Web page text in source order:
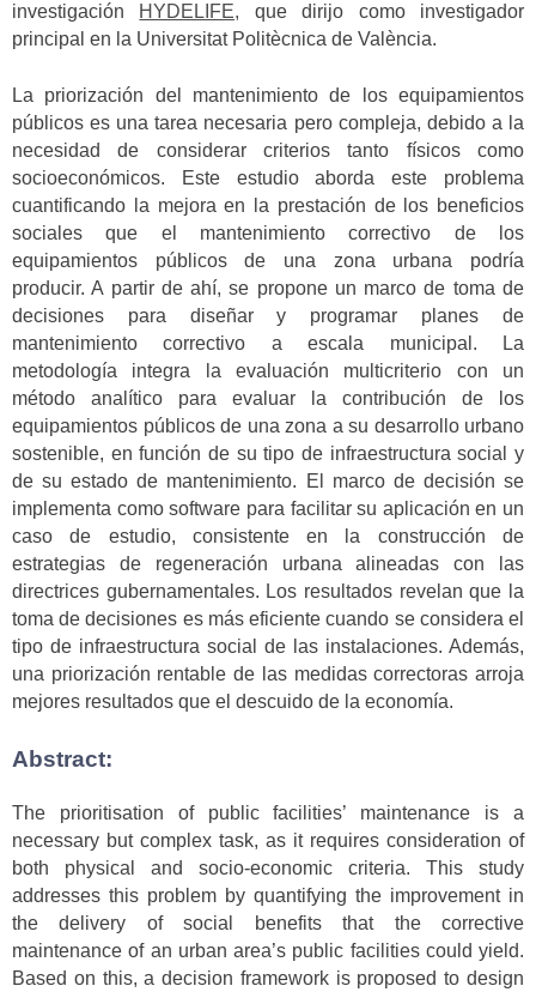
investigación HYDELIFE, que dirijo como investigador
principal en la Universitat Politècnica de València.
La priorización del mantenimiento de los equipamientos
públicos es una tarea necesaria pero compleja, debido a la
necesidad de considerar criterios tanto físicos como
socioeconómicos. Este estudio aborda este problema
cuantificando la mejora en la prestación de los beneficios
sociales que el mantenimiento correctivo de los
equipamientos públicos de una zona urbana podría
producir. A partir de ahí, se propone un marco de toma de
decisiones para diseñar y programar planes de
mantenimiento correctivo a escala municipal. La
metodología integra la evaluación multicriterio con un
método analítico para evaluar la contribución de los
equipamientos públicos de una zona a su desarrollo urbano
sostenible, en función de su tipo de infraestructura social y
de su estado de mantenimiento. El marco de decisión se
implementa como software para facilitar su aplicación en un
caso de estudio, consistente en la construcción de
estrategias de regeneración urbana alineadas con las
directrices gubernamentales. Los resultados revelan que la
toma de decisiones es más eficiente cuando se considera el
tipo de infraestructura social de las instalaciones. Además,
una priorización rentable de las medidas correctoras arroja
mejores resultados que el descuido de la economía.
Abstract:
The prioritisation of public facilities’ maintenance is a
necessary but complex task, as it requires consideration of
both physical and socio-economic criteria. This study
addresses this problem by quantifying the improvement in
the delivery of social benefits that the corrective
maintenance of an urban area’s public facilities could yield.
Based on this, a decision framework is proposed to design